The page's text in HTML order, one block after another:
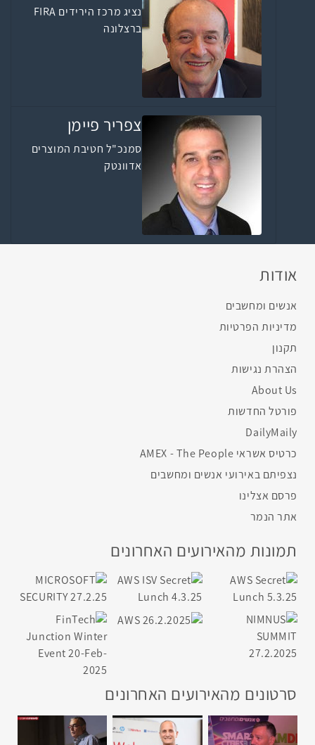
נציג מרכז הירידים FIRA
ברצלונה
צפריר פיימן
סמנכ"ל חטיבת המוצרים
אדוונטק
אודות
אנשים ומחשבים
מדיניות הפרטיות
תקנון
הצהרת נגישות
About Us
פורטל החדשות
DailyMaily
כרטיס אשראי AMEX - The People
נצפיתם באירועי אנשים ומחשבים
פרסם אצלינו
אתר הנמר
תמונות מהאירועים האחרונים
סרטונים מהאירועים האחרונים